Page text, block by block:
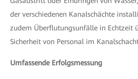
der verschiedenen Kanalschächte
zudem Überflutungsunfälle in Echtzeit
Sicherheit von Personal im
Umfassende Erfolgsmessung